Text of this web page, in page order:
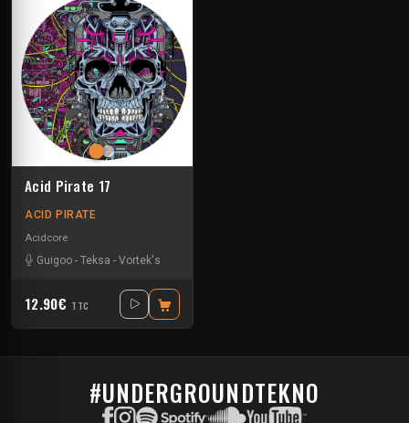
Acid Pirate 17
ACID PIRATE
Acidcore
Guigoo - Teksa - Vortek's
12.90€ TTC
#UNDERGROUNDTEKNO